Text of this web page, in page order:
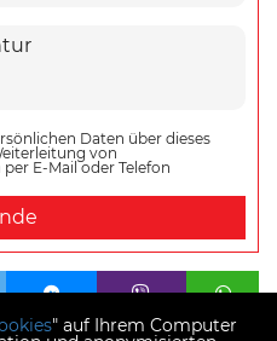
Daten über dieses
von
E-Mail oder Telefon
" auf Ihrem Computer